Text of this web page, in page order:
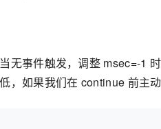
无事件触发，调整 msec=-1
，如果我们在 continue 前主